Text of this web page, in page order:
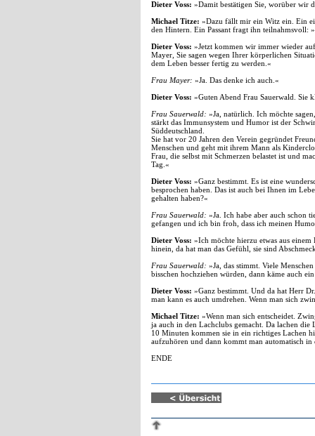
Dieter Voss: »Damit bestätigen Sie, worüber wir
Michael Titze: »Dazu fällt mir ein Witz ein. Ein
den Hintern. Ein Passant fragt ihn teilnahmsvoll:
Dieter Voss: »Jetzt kommen wir immer wieder
Mayer, Sie sagen wegen Ihrer körperlichen
dem Leben besser fertig zu werden.«
Frau Mayer: »Ja. Das denke ich auch.«
Dieter Voss: »Guten Abend Frau Sauerwald. Sie
Frau Sauerwald: »Ja, natürlich. Ich möchte
stärkt das Immunsystem und Humor ist der
Süddeutschland.
Sie hat vor 20 Jahren den Verein gegründet
Menschen und geht mit ihrem Mann als
Frau, die selbst mit Schmerzen belastet ist und
Tag.«
Dieter Voss: »Ganz bestimmt. Es ist eine
besprochen haben. Das ist auch bei Ihnen im
gehalten haben?«
Frau Sauerwald: »Ja. Ich habe aber auch schon
gefangen und ich bin froh, dass ich meinen
Dieter Voss: »Ich möchte hierzu etwas aus
hinein, da hat man das Gefühl, sie sind
Frau Sauerwald: »Ja, das stimmt. Viele
bisschen hochziehen würden, dann käme auch
Dieter Voss: »Ganz bestimmt. Und da hat Herr
man kann es auch umdrehen. Wenn man sich
Michael Titze: »Wenn man sich entscheidet.
ja auch in den Lachclubs gemacht. Da lachen die
10 Minuten kommen sie in ein richtiges Lachen
aufzuhören und dann kommt man automatisch in
ENDE